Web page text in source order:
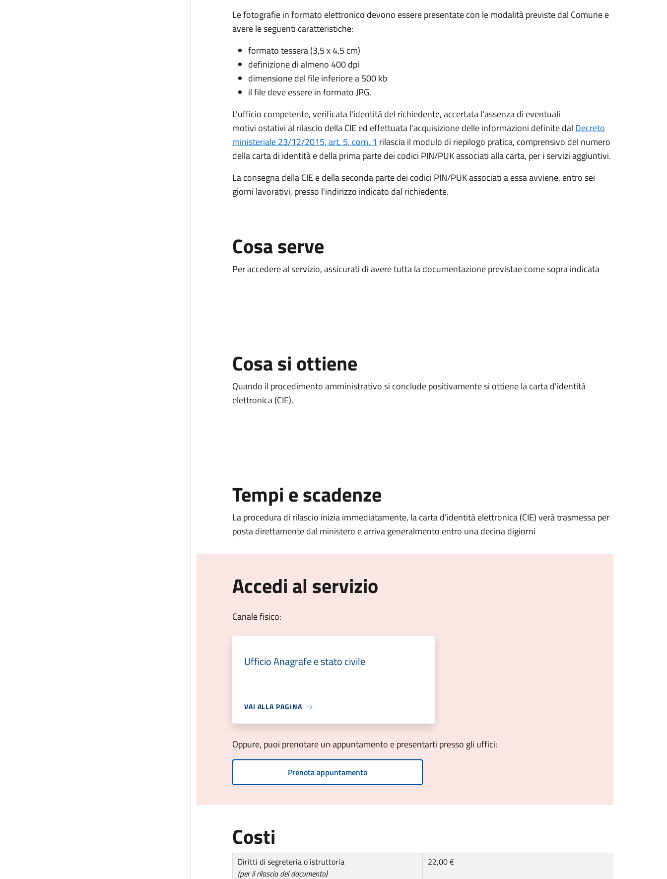
Le fotografie in formato elettronico devono essere presentate con le modalità previste dal Comune e
avere le seguenti caratteristiche:
formato tessera (3,5 x 4,5 cm)
definizione di almeno 400 dpi
dimensione del file inferiore a 500 kb
il file deve essere in formato JPG.
L'ufficio competente, verificata l'identità del richiedente, accertata l'assenza di eventuali
motivi ostativi al rilascio della CIE ed effettuata l'acquisizione delle informazioni definite dal Decreto
ministeriale 23/12/2015, art. 5, com. 1 rilascia il modulo di riepilogo pratica, comprensivo del numero
della carta di identità e della prima parte dei codici PIN/PUK associati alla carta, per i servizi aggiuntivi.
La consegna della CIE e della seconda parte dei codici PIN/PUK associati a essa avviene, entro sei
giorni lavorativi, presso l'indirizzo indicato dal richiedente.
Cosa serve
Per accedere al servizio, assicurati di avere tutta la documentazione previstae come sopra indicata
Cosa si ottiene
Quando il procedimento amministrativo si conclude positivamente si ottiene la carta d'identità
elettronica (CIE).
Tempi e scadenze
La procedura di rilascio inizia immediatamente, la carta d'identità elettronica (CIE) verà trasmessa per
posta direttamente dal ministero e arriva generalmento entro una decina digiorni
Accedi al servizio
Canale fisico:
Ufficio Anagrafe e stato civile
VAI ALLA PAGINA
Oppure, puoi prenotare un appuntamento e presentarti presso gli uffici:
Prenota appuntamento
Costi
Diritti di segreteria o istruttoria
(per il rilascio del documento)
22,00 €